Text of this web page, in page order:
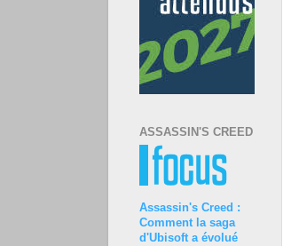
ASSASSIN'S CREED
Assassin's Creed :
Comment la saga
d'Ubisoft a évolué